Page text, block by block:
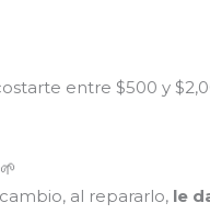
entre $500 y
al repararlo, le